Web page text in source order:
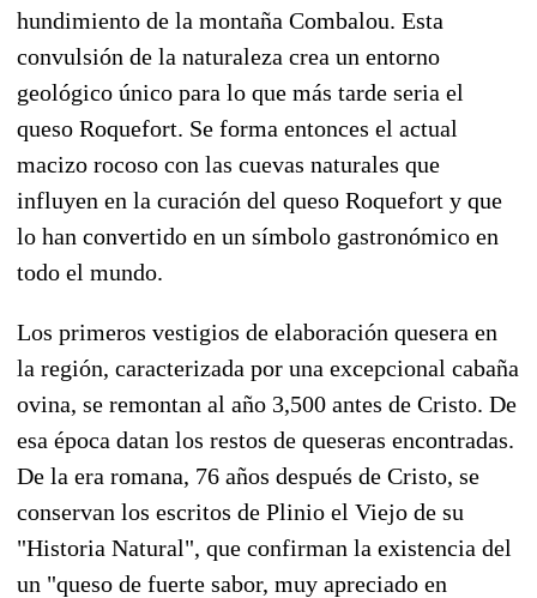
hundimiento de la montaña Combalou. Esta
convulsión de la naturaleza crea un entorno
geológico único para lo que más tarde seria el
queso Roquefort. Se forma entonces el actual
macizo rocoso con las cuevas naturales que
influyen en la curación del queso Roquefort y que
lo han convertido en un símbolo gastronómico en
todo el mundo.
Los primeros vestigios de elaboración quesera en
la región, caracterizada por una excepcional cabaña
ovina, se remontan al año 3,500 antes de Cristo. De
esa época datan los restos de queseras encontradas.
De la era romana, 76 años después de Cristo, se
conservan los escritos de Plinio el Viejo de su
"Historia Natural", que confirman la existencia del
un "queso de fuerte sabor, muy apreciado en